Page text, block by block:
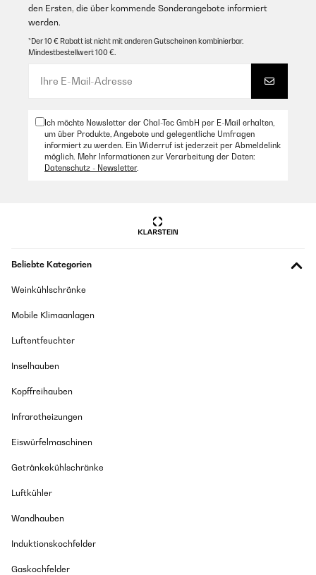
den Ersten, die über kommende Sonderangebote informiert
werden.
*Der 10 € Rabatt ist nicht mit anderen Gutscheinen kombinierbar.
Mindestbestellwert 100 €.
Ich möchte Newsletter der Chal-Tec GmbH per E-Mail erhalten,
um über Produkte, Angebote und gelegentliche Umfragen
informiert zu werden. Ein Widerruf ist jederzeit per Abmeldelink
möglich. Mehr Informationen zur Verarbeitung der Daten:
Datenschutz - Newsletter.
Beliebte Kategorien
Weinkühlschränke
Mobile Klimaanlagen
Luftentfeuchter
Inselhauben
Kopffreihauben
Infrarotheizungen
Eiswürfelmaschinen
Getränkekühlschränke
Luftkühler
Wandhauben
Induktionskochfelder
Gaskochfelder